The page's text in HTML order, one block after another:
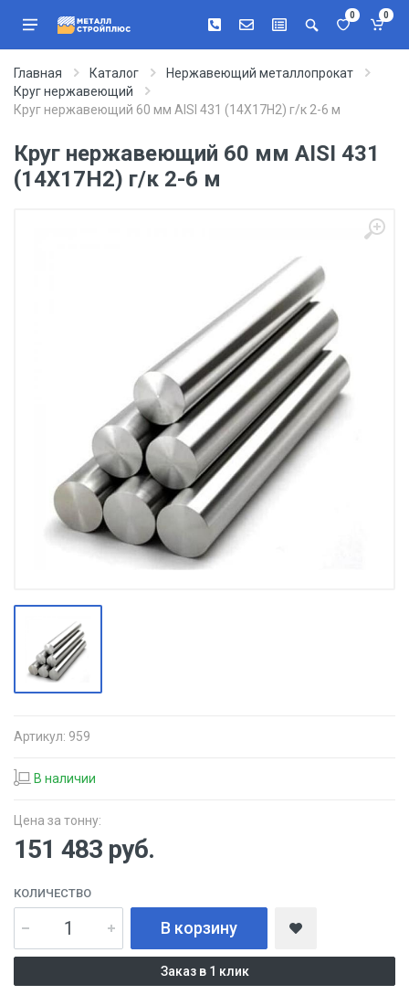
0 0
Главная Каталог
Нержавеющий металлопрокат
Круг нержавеющий
Круг нержавеющий 60 мм AISI 431 (14Х17Н2) г/к 2-6 м
Круг нержавеющий 60 мм AISI 431
(14Х17Н2) г/к 2-6 м
Артикул: 959
В наличии
Цена за тонну:
151 483 руб.
КОЛИЧЕСТВО
В корзину
Заказ в 1 клик